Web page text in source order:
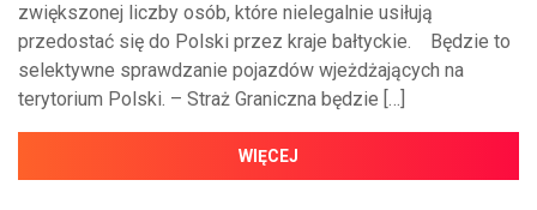
zwiększonej liczby osób, które nielegalnie usiłują
przedostać się do Polski przez kraje bałtyckie. Będzie to
selektywne sprawdzanie pojazdów wjeżdżających na
terytorium Polski. – Straż Graniczna będzie […]
WIĘCEJ